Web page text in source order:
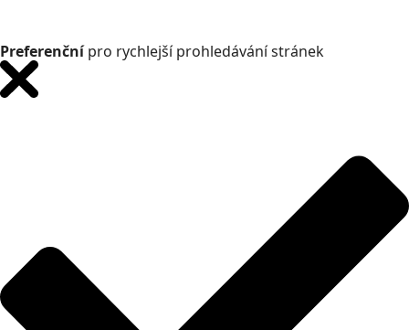
Preferenčnípro rychlejší prohledávání stránek